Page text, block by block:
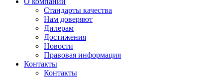
Стандарты качества
Нам доверяют
Дилерам
Достижения
Новости
Правовая информация
Контакты
Контакты